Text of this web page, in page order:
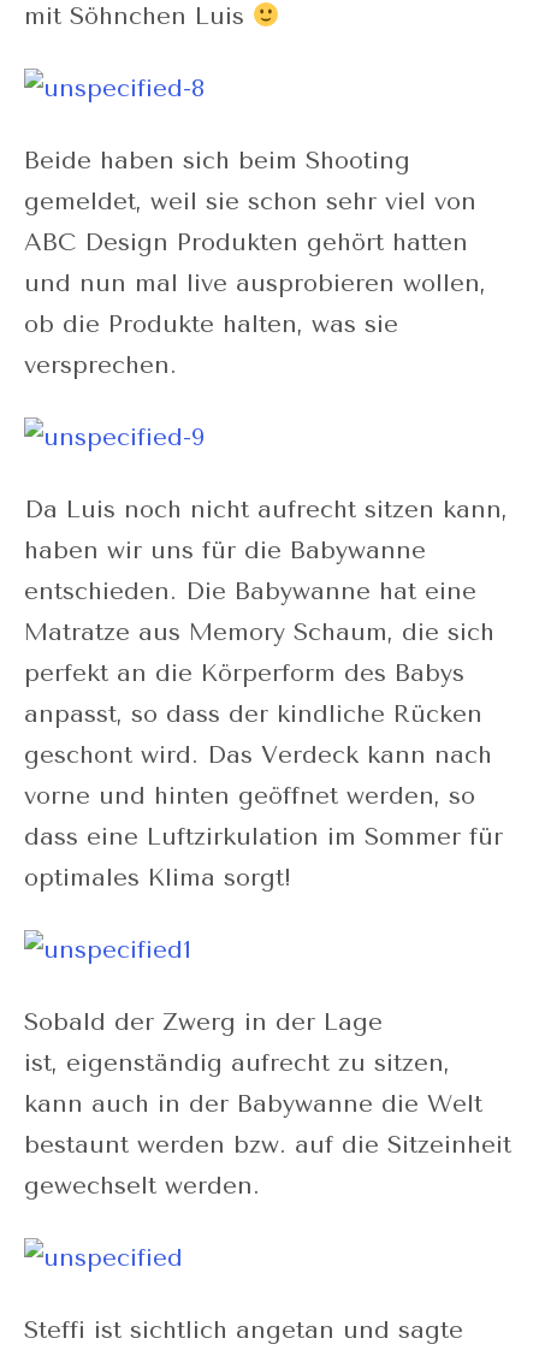
mit Söhnchen Luis
Beide haben sich beim Shooting
gemeldet, weil sie schon sehr viel von
ABC Design Produkten gehört hatten
und nun mal live ausprobieren wollen,
ob die Produkte halten, was sie
versprechen.
Da Luis noch nicht aufrecht sitzen kann,
haben wir uns für die Babywanne
entschieden. Die Babywanne hat eine
Matratze aus Memory Schaum, die sich
perfekt an die Körperform des Babys
anpasst, so dass der kindliche Rücken
geschont wird. Das Verdeck kann nach
vorne und hinten geöffnet werden, so
dass eine Luftzirkulation im Sommer für
optimales Klima sorgt!
Sobald der Zwerg in der Lage
ist, eigenständig aufrecht zu sitzen,
kann auch in der Babywanne die Welt
bestaunt werden bzw. auf die Sitzeinheit
gewechselt werden.
Steffi ist sichtlich angetan und sagte